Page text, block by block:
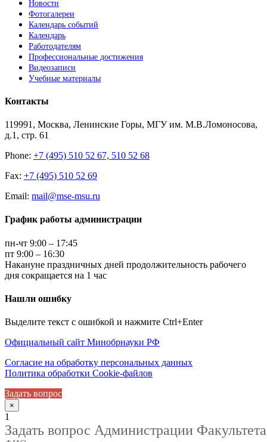
Новости
Фотогалереи
Календарь событий
Календарь
Работодателям
Профессиональные достижения
Видеозаписи
Учебные материалы
Контакты
119991, Москва, Ленинские Горы, МГУ им. М.В.Ломоносова,
д.1, стр. 61
Phone: +7 (495) 510 52 67, 510 52 68
Fax: +7 (495) 510 52 69
Email: mail@mse-msu.ru
График работы администрации
пн-чт 9:00 – 17:45
пт 9:00 – 16:30
Накануне праздничных дней продолжительность рабочего
дня сокращается на 1 час
Нашли ошибку
Выделите текст с ошибкой и нажмите Ctrl+Enter
Официальный сайт Минобрнауки РФ
Согласие на обработку персональных данных
Политика обработки Cookie-файлов
Задать вопрос
×
1
Задать вопрос Администрации Факультета